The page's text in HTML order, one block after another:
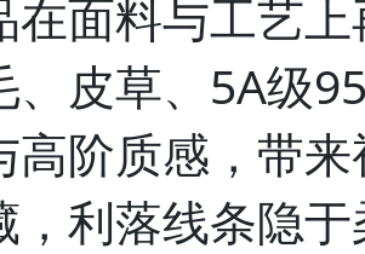
在面料与工艺
、皮草、5A级
高阶质感，带
，利落线条隐